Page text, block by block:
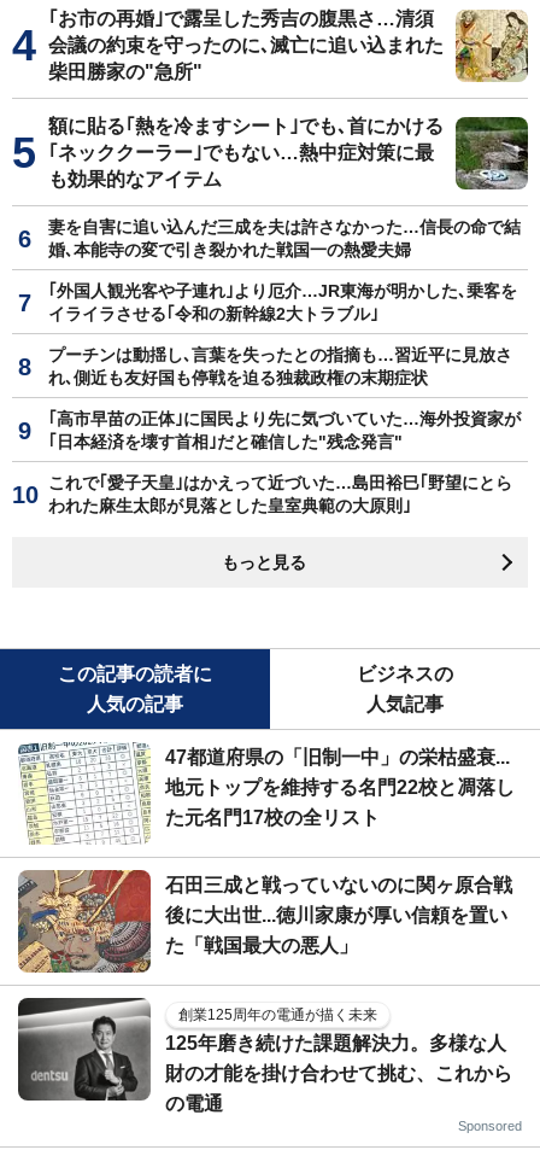
｢お市の再婚｣で露呈した秀吉の腹黒さ…清須
会議の約束を守ったのに､滅亡に追い込まれた
柴田勝家の"急所"
額に貼る｢熱を冷ますシート｣でも､首にかける
｢ネッククーラー｣でもない…熱中症対策に最
も効果的なアイテム
妻を自害に追い込んだ三成を夫は許さなかった…信長の命で結
婚､本能寺の変で引き裂かれた戦国一の熱愛夫婦
｢外国人観光客や子連れ｣より厄介…JR東海が明かした､乗客を
イライラさせる｢令和の新幹線2大トラブル｣
プーチンは動揺し､言葉を失ったとの指摘も…習近平に見放さ
れ､側近も友好国も停戦を迫る独裁政権の末期症状
｢高市早苗の正体｣に国民より先に気づいていた…海外投資家が
｢日本経済を壊す首相｣だと確信した"残念発言"
これで｢愛子天皇｣はかえって近づいた…島田裕巳｢野望にとら
われた麻生太郎が見落とした皇室典範の大原則｣
もっと見る
この記事の読者に
人気の記事
ビジネスの
人気記事
47都道府県の「旧制一中」の栄枯盛衰...
地元トップを維持する名門22校と凋落し
た元名門17校の全リスト
石田三成と戦っていないのに関ヶ原合戦
後に大出世...徳川家康が厚い信頼を置い
た「戦国最大の悪人」
創業125周年の電通が描く未来
125年磨き続けた課題解決力。多様な人
財の才能を掛け合わせて挑む、これから
の電通
Sponsored